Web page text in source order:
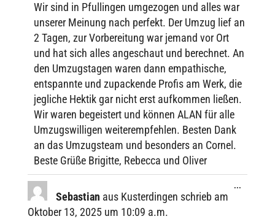
Wir sind in Pful­lin­gen umge­zo­gen und alles war
unse­rer Meinung nach perfekt. Der Umzug lief an
2 Tagen, zur Vorbe­rei­tung war jemand vor Ort
und hat sich alles ange­schaut und berech­net. An
den Umzugs­ta­gen waren dann empa­thi­sche,
entspannte und zupa­ckende Profis am Werk, die
jegli­che Hektik gar nicht erst aufkom­men ließen.
Wir waren begeis­tert und können ALAN für alle
Umzugs­wil­li­gen weiter­emp­feh­len. Besten Dank
an das Umzugs­team und beson­ders an Cornel.
Beste Grüße Brigitte, Rebecca und Oliver
Sebas­tian aus Kusterdingen schrieb am
Okto­ber 13, 2025 um 10:09 a.m.
...